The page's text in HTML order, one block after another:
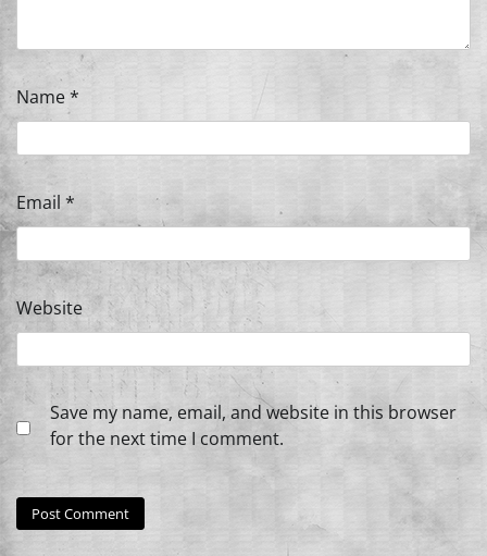
Name*
Email *
Website
Save my name, email, and website in this browser
for the next time I comment.